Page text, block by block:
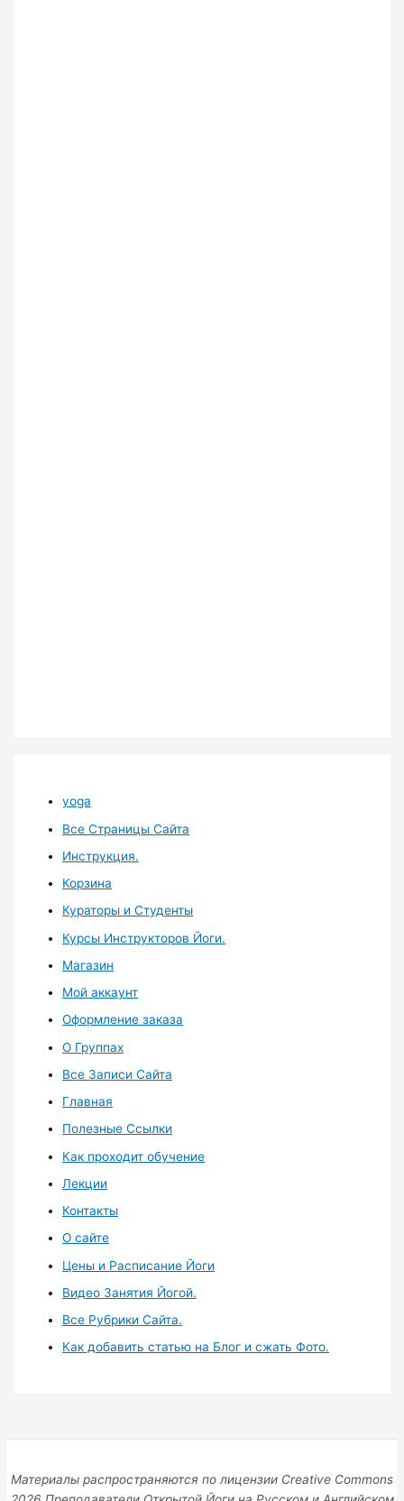
yoga
Все Страницы Сайта
Инструкция.
Корзина
Кураторы и Студенты
Курсы Инструкторов Йоги.
Магазин
Мой аккаунт
Оформление заказа
О Группах
Все Записи Сайта
Главная
Полезные Ссылки
Как проходит обучение
Лекции
Контакты
О сайте
Цены и Расписание Йоги
Видео Занятия Йогой.
Все Рубрики Сайта.
Как добавить статью на Блог и сжать Фото.
Материалы распространяются по лицензии Creative Commons